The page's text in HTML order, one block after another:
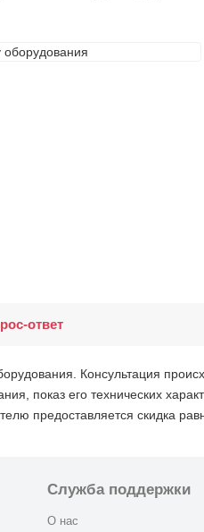
ответ
Консультация
показ его технических
предоставляется скидка
Служба поддержки
О нас